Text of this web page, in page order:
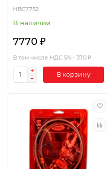
HBC7752
В наличии
7770 ₽
В том числе НДС 5% - 370 ₽
В корзину